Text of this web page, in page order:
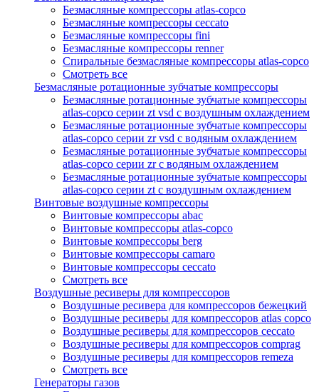
Безмасляные компрессоры atlas-copco
Безмасляные компрессоры ceccato
Безмасляные компрессоры fini
Безмасляные компрессоры renner
Спиральные безмасляные компрессоры atlas-copco
Смотреть все
Безмасляные ротационные зубчатые компрессоры
Безмасляные ротационные зубчатые компрессоры
atlas-copco серии zt vsd с воздушным охлаждением
Безмасляные ротационные зубчатые компрессоры
atlas-copco серии zr vsd с водяным охлаждением
Безмасляные ротационные зубчатые компрессоры
atlas-copco серии zr с водяным охлаждением
Безмасляные ротационные зубчатые компрессоры
atlas-copco серии zt с воздушным охлаждением
Винтовые воздушные компрессоры
Винтовые компрессоры abac
Винтовые компрессоры atlas-copco
Винтовые компрессоры berg
Винтовые компрессоры camaro
Винтовые компрессоры ceccato
Смотреть все
Воздушные ресиверы для компрессоров
Воздушные ресивера для компрессоров бежецкий
Воздушные ресиверы для компрессоров atlas copco
Воздушные ресиверы для компрессоров ceccato
Воздушные ресиверы для компрессоров comprag
Воздушные ресиверы для компрессоров remeza
Смотреть все
Генераторы газов